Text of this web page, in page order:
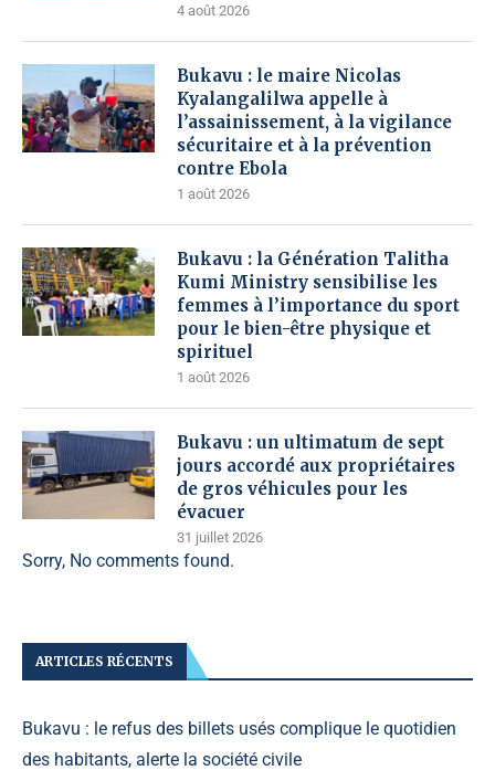
4 août 2026
Bukavu : le maire Nicolas
Kyalangalilwa appelle à
l’assainissement, à la vigilance
sécuritaire et à la prévention
contre Ebola
1 août 2026
Bukavu : la Génération Talitha
Kumi Ministry sensibilise les
femmes à l’importance du sport
pour le bien-être physique et
spirituel
1 août 2026
Bukavu : un ultimatum de sept
jours accordé aux propriétaires
de gros véhicules pour les
évacuer
31 juillet 2026
Sorry, No comments found.
ARTICLES RÉCENTS
Bukavu : le refus des billets usés complique le quotidien
des habitants, alerte la société civile